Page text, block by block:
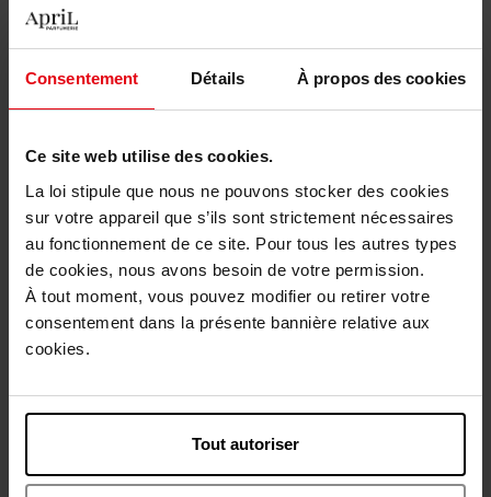
Consentement Détails À propos des cookies
Ce site web utilise des cookies.
La loi stipule que nous ne pouvons stocker des cookies
sur votre appareil que s’ils sont strictement nécessaires
au fonctionnement de ce site. Pour tous les autres types
de cookies, nous avons besoin de votre permission.
À tout moment, vous pouvez modifier ou retirer votre
consentement dans la présente bannière relative aux
cookies.
Tout autoriser
En stock
Retour gratuit dans votre magasin
Description
Caractéristiques